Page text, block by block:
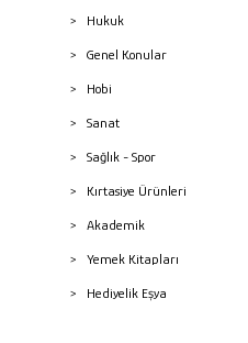
Hukuk
Genel Konular
Hobi
Sanat
Sağlık - Spor
Kırtasiye Ürünleri
Akademik
Yemek Kitapları
Hediyelik Eşya